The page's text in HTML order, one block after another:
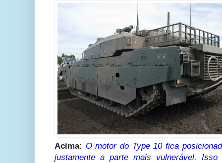
Acima: O motor do Type 10 fica
justamente a parte mais vulnerável.